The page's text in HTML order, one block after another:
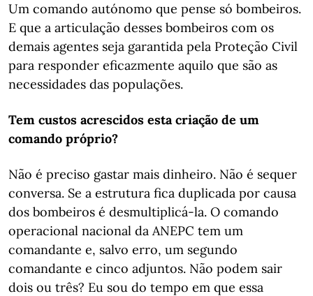
Um comando autónomo que pense só bombeiros.
E que a articulação desses bombeiros com os
demais agentes seja garantida pela Proteção Civil
para responder eficazmente aquilo que são as
necessidades das populações.
Tem custos acrescidos esta criação de um
comando próprio?
Não é preciso gastar mais dinheiro. Não é sequer
conversa. Se a estrutura fica duplicada por causa
dos bombeiros é desmultiplicá-la. O comando
operacional nacional da ANEPC tem um
comandante e, salvo erro, um segundo
comandante e cinco adjuntos. Não podem sair
dois ou três? Eu sou do tempo em que essa